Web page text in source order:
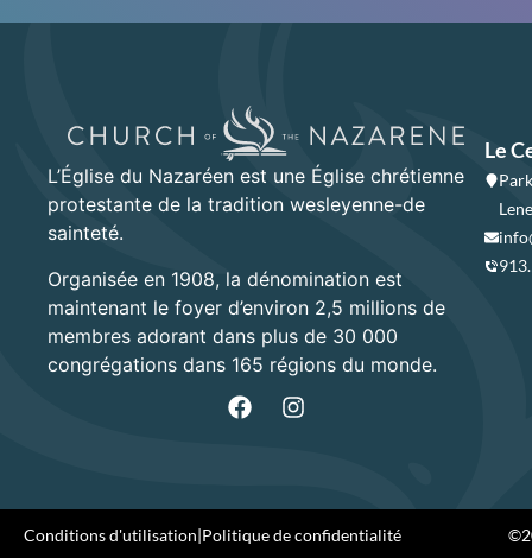
L’Église du Nazaréen est une Église chrétienne
protestante de la tradition wesleyenne-de
sainteté.
Organisée en 1908, la dénomination est
maintenant le foyer d’environ 2,5 millions de
membres adorant dans plus de 30 000
congrégations dans 165 régions du monde.
Le
Conditions d'utilisation|Politique de confidentialité